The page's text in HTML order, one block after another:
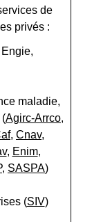
de
privés :
maladie,
(Agirc-Arrco,
, Cnav,
, Enim,
, SASPA)
(SIV)